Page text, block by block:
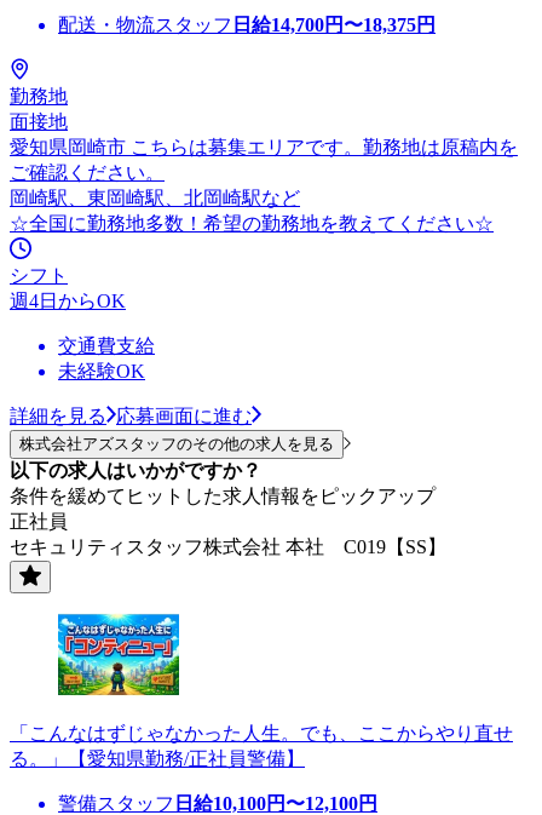
配送・物流スタッフ 日給14,700円〜18,375円
勤務地
面接地
愛知県岡崎市 こちらは募集エリアです。勤務地は原稿内を
ご確認ください。
岡崎駅、東岡崎駅、北岡崎駅など
☆全国に勤務地多数！希望の勤務地を教えてください☆
シフト
週4日からOK
交通費支給
未経験OK
詳細を見る 応募画面に進む
株式会社アズスタッフのその他の求人を見る
以下の求人はいかがですか？
条件を緩めてヒットした求人情報をピックアップ
正社員
セキュリティスタッフ株式会社 本社 C019【SS】
「こんなはずじゃなかった人生。でも、ここからやり直せ
る。」【愛知県勤務/正社員警備】
警備スタッフ 日給10,100円〜12,100円